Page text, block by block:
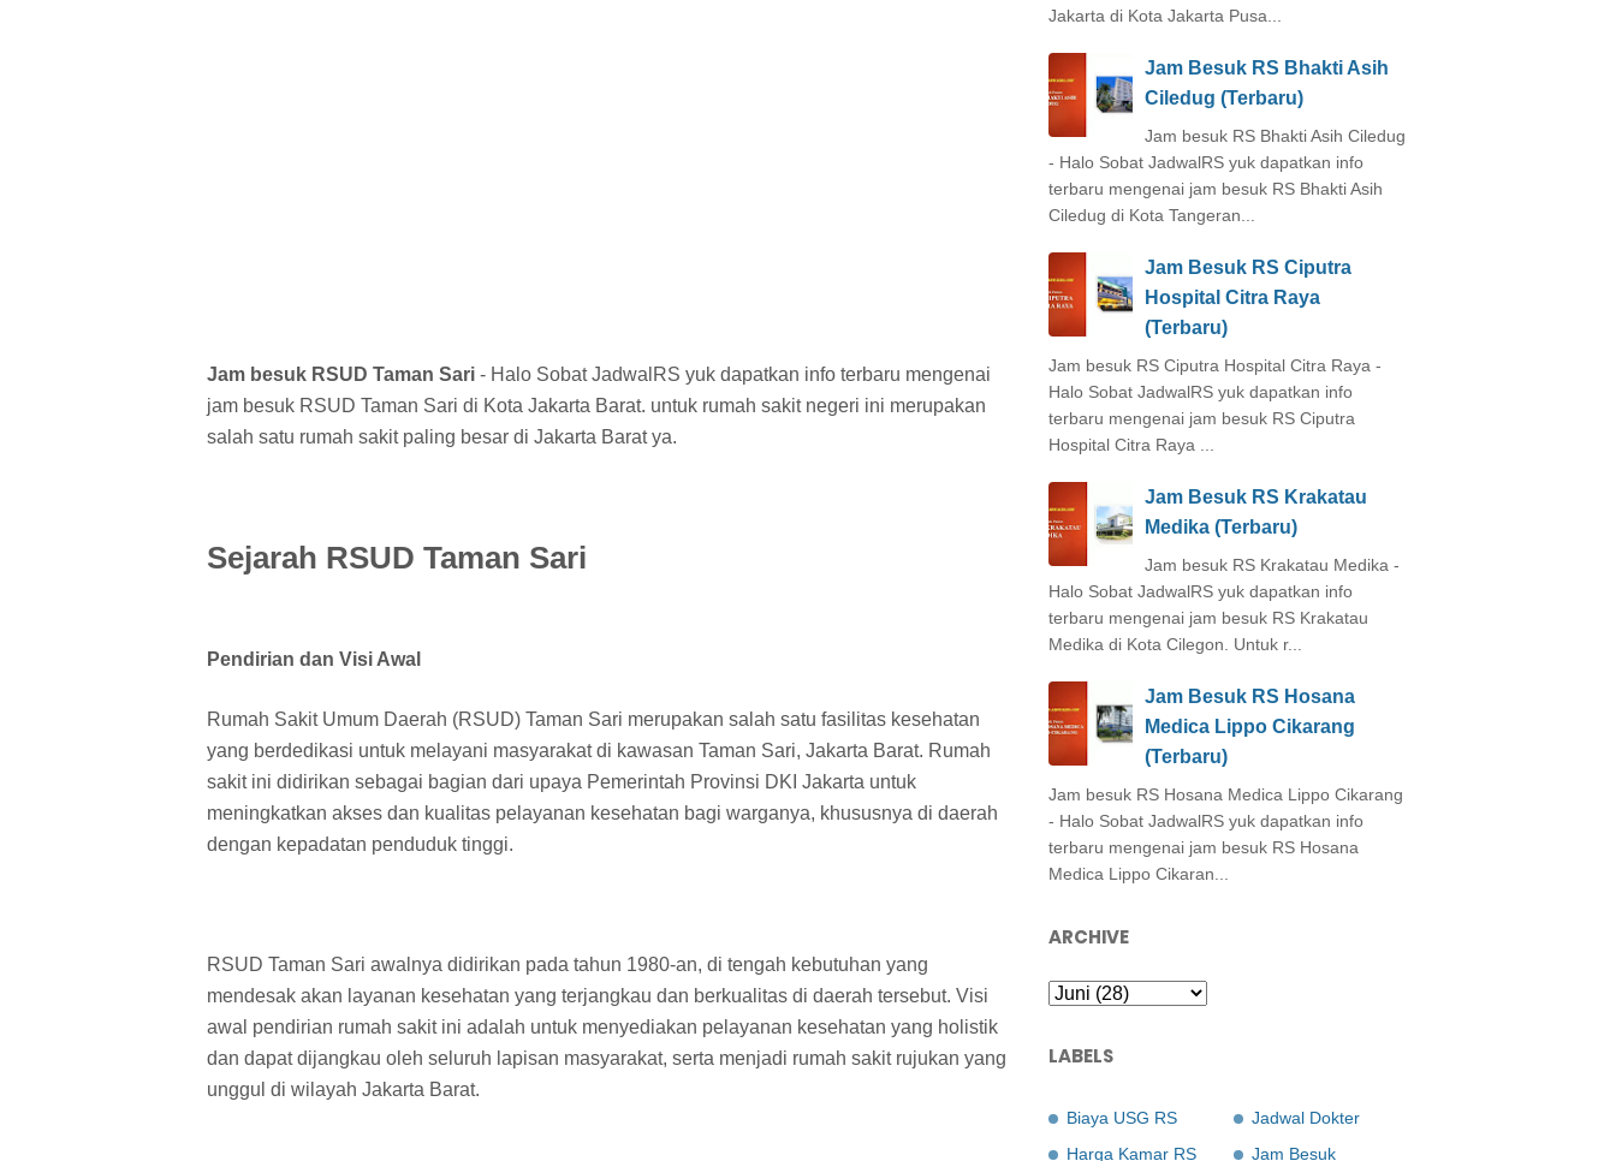
Jam besuk RSUD Taman Sari - Halo Sobat JadwalRS yuk dapatkan info terbaru mengenai
jam besuk RSUD Taman Sari di Kota Jakarta Barat. untuk rumah sakit negeri ini merupakan
salah satu rumah sakit paling besar di Jakarta Barat ya.
Sejarah RSUD Taman Sari
Pendirian dan Visi Awal
Rumah Sakit Umum Daerah (RSUD) Taman Sari merupakan salah satu fasilitas kesehatan
yang berdedikasi untuk melayani masyarakat di kawasan Taman Sari, Jakarta Barat. Rumah
sakit ini didirikan sebagai bagian dari upaya Pemerintah Provinsi DKI Jakarta untuk
meningkatkan akses dan kualitas pelayanan kesehatan bagi warganya, khususnya di daerah
dengan kepadatan penduduk tinggi.
RSUD Taman Sari awalnya didirikan pada tahun 1980-an, di tengah kebutuhan yang
mendesak akan layanan kesehatan yang terjangkau dan berkualitas di daerah tersebut. Visi
awal pendirian rumah sakit ini adalah untuk menyediakan pelayanan kesehatan yang holistik
dan dapat dijangkau oleh seluruh lapisan masyarakat, serta menjadi rumah sakit rujukan yang
unggul di wilayah Jakarta Barat.
Jakarta di Kota Jakarta Pusa...
Jam Besuk RS Bhakti Asih
Ciledug (Terbaru)
Jam besuk RS Bhakti Asih Ciledug
- Halo Sobat JadwalRS yuk dapatkan info
terbaru mengenai jam besuk RS Bhakti Asih
Ciledug di Kota Tangeran...
Jam Besuk RS Ciputra
Hospital Citra Raya
(Terbaru)
Jam besuk RS Ciputra Hospital Citra Raya -
Halo Sobat JadwalRS yuk dapatkan info
terbaru mengenai jam besuk RS Ciputra
Hospital Citra Raya ...
Jam Besuk RS Krakatau
Medika (Terbaru)
Jam besuk RS Krakatau Medika -
Halo Sobat JadwalRS yuk dapatkan info
terbaru mengenai jam besuk RS Krakatau
Medika di Kota Cilegon. Untuk r...
Jam Besuk RS Hosana
Medica Lippo Cikarang
(Terbaru)
Jam besuk RS Hosana Medica Lippo Cikarang
- Halo Sobat JadwalRS yuk dapatkan info
terbaru mengenai jam besuk RS Hosana
Medica Lippo Cikaran...
ARCHIVE
LABELS
Biaya USG RS
Harga Kamar RS
Jadwal Dokter
Jam Besuk